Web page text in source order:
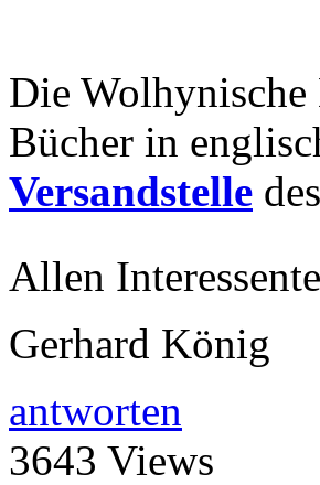
Die
Bücher in
Versandstelle
Allen
Gerhard König
antworten
3643 Views